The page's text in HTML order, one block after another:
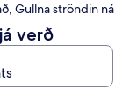
Gullna ströndin
verð